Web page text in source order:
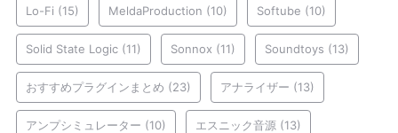
Lo-Fi (15) MeldaProduction (10) Softube (10)
Solid State Logic (11) Sonnox (11) Soundtoys (13)
おすすめプラグインまとめ (23) アナライザー (13)
アンプシミュレーター (10) エスニック音源 (13)